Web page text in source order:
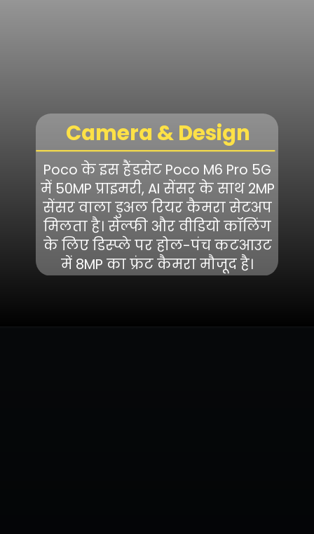
Poco के इस हैंडसेट Poco M6 Pro 5G
में 50MP प्राइमरी, AI सेंसर के साथ 2MP
सेंसर वाला डुअल रियर कैमरा सेटअप
मिलता है। सेल्फी और वीडियो कॉलिंग
के लिए डिस्प्ले पर होल-पंच कटआउट
में 8MP का फ्रंट कैमरा मौजूद है।
Camera & Design